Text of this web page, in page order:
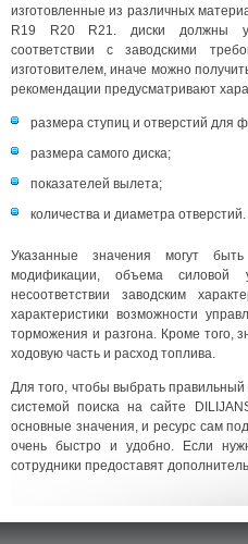
изготовленные из различных
R19 R20 R21. диски должны
соответствии с заводскими
изготовителем, иначе можно
рекомендации предусматривают
размера ступиц и отверстий для
размера самого диска;
показателей вылета;
количества и диаметра отверстий.
Указанные значения могут
модификации, объема силовой
несоответствии заводским
характеристики возможности
торможения и разгона. Кроме того,
ходовую часть и расход топлива.
Для того, чтобы выбрать
системой поиска на сайте
основные значения, и ресурс сам
очень быстро и удобно. Если
сотрудники предоставят